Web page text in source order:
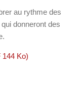
au rythme des
donneront des
Ko)